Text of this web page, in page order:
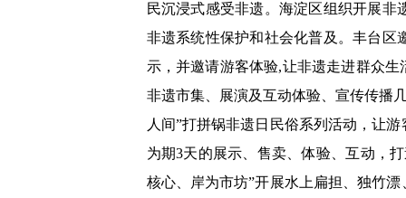
民沉浸式感受非遗。海淀区组织开展
非遗系统性保护和社会化普及。丰台区
示，并邀请游客体验,让非遗走进群众
非遗市集、展演及互动体验、宣传传播
人间”打拼锅非遗日民俗系列活动，让
为期3天的展示、售卖、体验、互动，
核心、岸为市坊”开展水上扁担、独竹